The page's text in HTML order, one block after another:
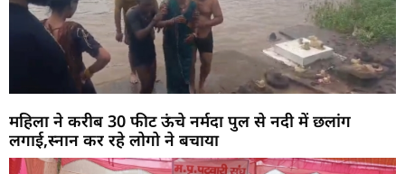
महिला ने करीब 30 फीट ऊंचे नर्मदा पुल से नदी में छलांग
लगाई,स्नान कर रहे लोगो ने बचाया